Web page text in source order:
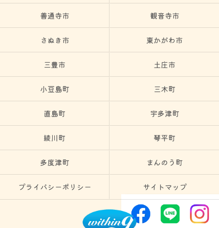
善通寺市 観音寺市
さぬき市 東かがわ市
三豊市 土庄市
小豆島町 三木町
直島町 宇多津町
綾川町 琴平町
多度津町 まんのう町
プライバシーポリシー サイトマップ